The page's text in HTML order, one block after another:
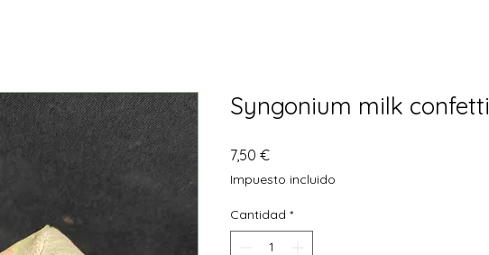
Syngonium milk confetti
7,50 €Precio
Impuesto incluido
Cantidad *